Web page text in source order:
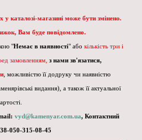
у каталозі-магазині може бути змінено.
Вам буде повідомлено.
"Немає в наявності" або кількість три і
замовленням, з нами зв'язатися,
, можливістю її додруку чи наявністю
видання), а також її актуальної
vyd@kamenyar.com.ua, Контактний
050-315-08-45